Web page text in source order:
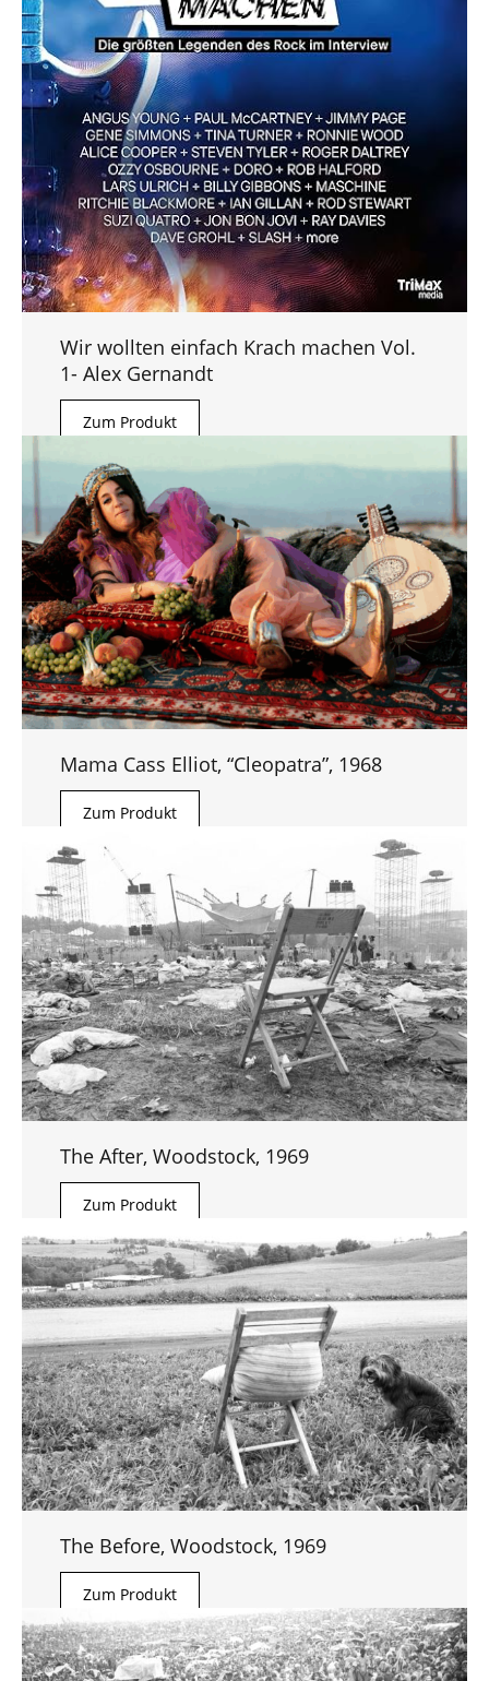
Wir wollten einfach Krach machen Vol.
1- Alex Gernandt
Zum Produkt
Mama Cass Elliot, “Cleopatra”, 1968
Zum Produkt
The After, Woodstock, 1969
Zum Produkt
The Before, Woodstock, 1969
Zum Produkt